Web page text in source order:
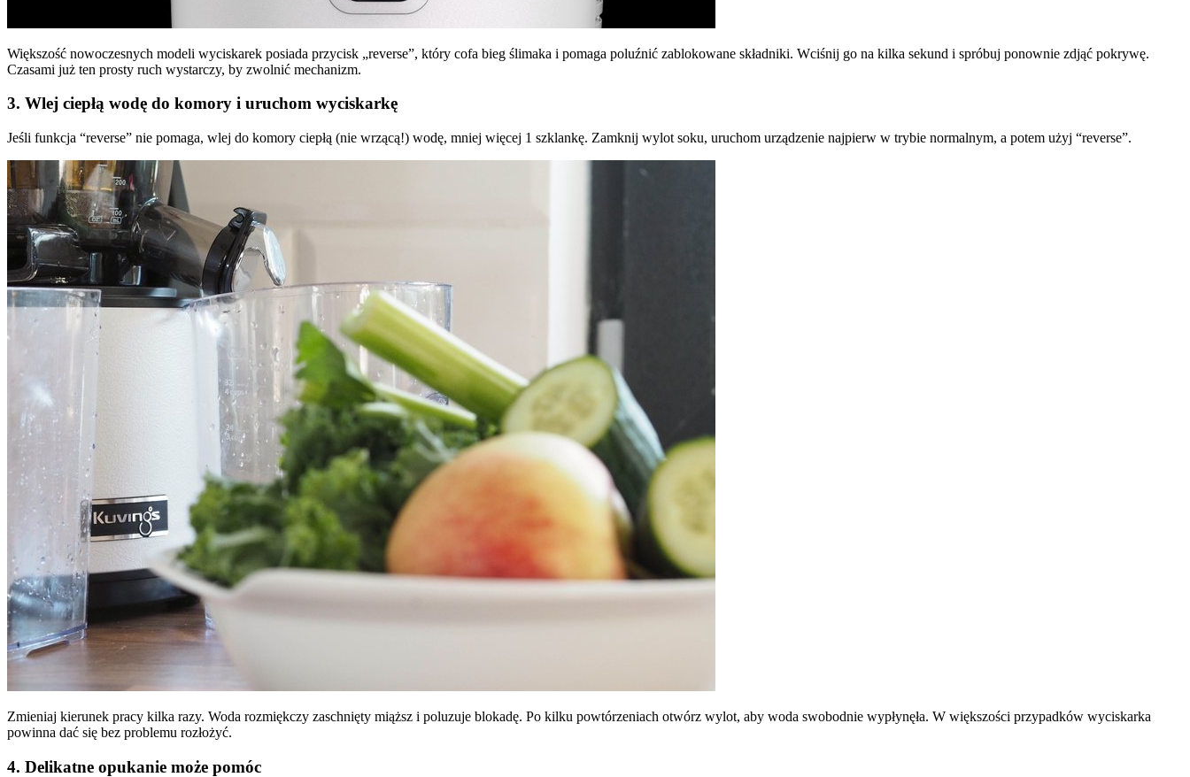
Większość nowoczesnych modeli wyciskarek posiada przycisk „reverse”, który cofa bieg ślimaka i pomaga poluźnić zablokowane składniki. Wciśnij go na kilka sekund i spróbuj ponownie zdjąć pokrywę.
Czasami już ten prosty ruch wystarczy, by zwolnić mechanizm.
3. Wlej ciepłą wodę do komory i uruchom wyciskarkę
Jeśli funkcja “reverse” nie pomaga, wlej do komory ciepłą (nie wrzącą!) wodę, mniej więcej 1 szklankę. Zamknij wylot soku, uruchom urządzenie najpierw w trybie normalnym, a potem użyj “reverse”.
Zmieniaj kierunek pracy kilka razy. Woda rozmiękczy zaschnięty miąższ i poluzuje blokadę. Po kilku powtórzeniach otwórz wylot, aby woda swobodnie wypłynęła. W większości przypadków wyciskarka
powinna dać się bez problemu rozłożyć.
4. Delikatne opukanie może pomóc